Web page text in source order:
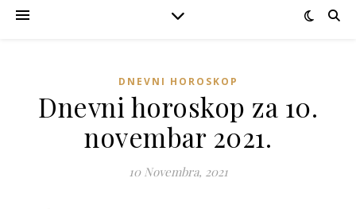
DNEVNI HOROSKOP
Dnevni horoskop za 10.
novembar 2021.
10 Novembra, 2021